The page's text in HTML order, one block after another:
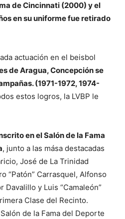
de Cincinnati (2000) y el
en su uniforme fue retirado
actuación en el beisbol
de Aragua, Concepción se
(1971-1972, 1974-
estos logros, la LVBP le
en el Salón de la Fama
, junto a las mása destacadas
José de La Trinidad
“Patón” Carrasquel, Alfonso
Davalillo y Luis “Camaleón”
Clase del Recinto.
de la Fama del Deporte